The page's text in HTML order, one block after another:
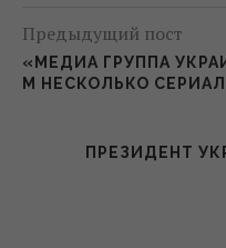
Предыдущий пост
«МЕДИА ГРУППА
М НЕСКОЛЬКО
ПРЕЗИДЕНТ